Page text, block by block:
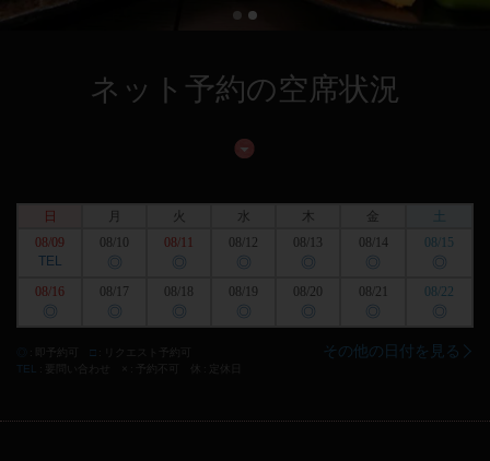
ネット予約の空席状況
日 火 水 木 金
土
08/09
TEL
◎
08/11
◎
08/12
◎
08/13
◎
08/14
◎
08/15
◎
08/16
◎
08/17
◎ ◎
08/19
◎
08/20
◎
08/21
◎
08/22
◎
□
TEL
要問い合わせ 休 定休日
その他の日付を見る